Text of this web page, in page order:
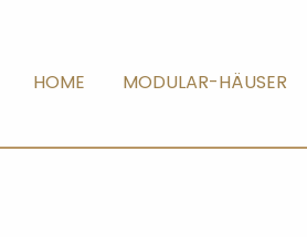
HOME MODULAR-HÄUSER